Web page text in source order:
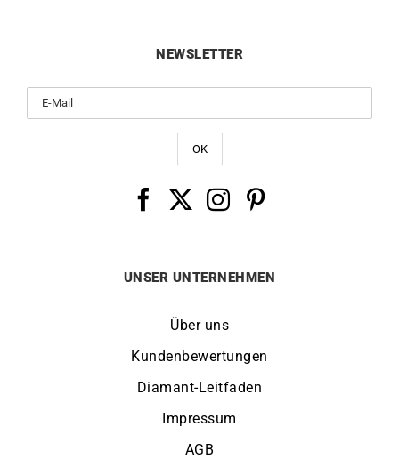
NEWSLETTER
UNSER UNTERNEHMEN
Über uns
Kundenbewertungen
Diamant-Leitfaden
Impressum
AGB